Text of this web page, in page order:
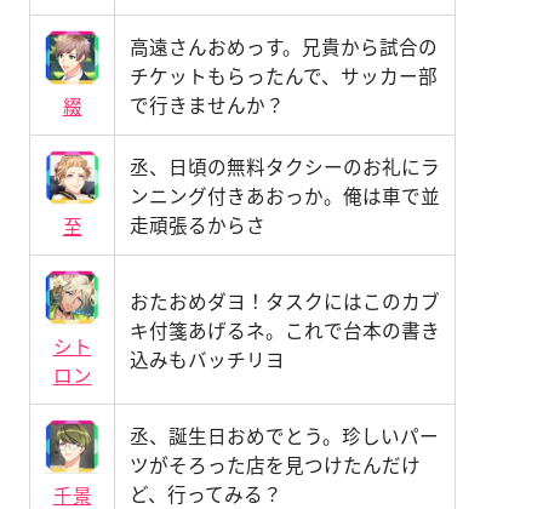
綴
高遠さんおめっす。兄貴から試合の
チケットもらったんで、サッカー部
で行きませんか？
至
丞、日頃の無料タクシーのお礼にラ
ンニング付きあおっか。俺は車で並
走頑張るからさ
シト
ロン
おたおめダヨ！タスクにはこのカブ
キ付箋あげるネ。これで台本の書き
込みもバッチリヨ
千景
丞、誕生日おめでとう。珍しいパー
ツがそろった店を見つけたんだけ
ど、行ってみる？